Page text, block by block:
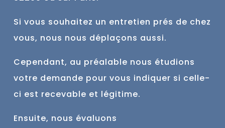
Si vous souhaitez un entretien prés de chez
vous, nous nous déplaçons aussi.
Cependant, au préalable nous étudions
votre demande pour vous indiquer si celle-
ci est recevable et légitime.
Ensuite, nous évaluons